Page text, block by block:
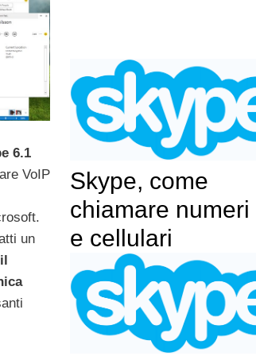
6.1
VoIP
un
Skype, come
chiamare numeri
e cellulari